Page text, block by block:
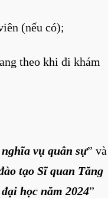
(nếu có);
theo khi đi khám
vụ quân sự” và
tạo Sĩ quan Tăng
học năm 2024”